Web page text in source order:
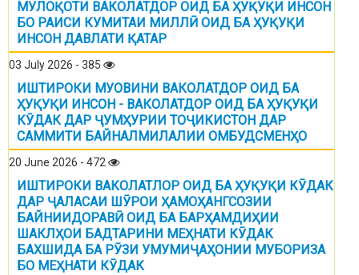
МУЛОҚОТИ ВАКОЛАТДОР ОИД БА ҲУҚУҚИ ИНСОН
БО РАИСИ КУМИТАИ МИЛЛӢ ОИД БА ҲУҚУҚИ
ИНСОН ДАВЛАТИ ҚАТАР
03 July 2026 - 385
ИШТИРОКИ МУОВИНИ ВАКОЛАТДОР ОИД БА
ҲУҚУҚИ ИНСОН - ВАКОЛАТДОР ОИД БА ҲУҚУҚИ
КӮДАК ДАР ҶУМҲУРИИ ТОҶИКИСТОН ДАР
САММИТИ БАЙНАЛМИЛАЛИИ ОМБУДСМЕНҲО
20 June 2026 - 472
ИШТИРОКИ ВАКОЛАТЛОР ОИД БА ҲУҚУҚИ КӮДАК
ДАР ҶАЛАСАИ ШӮРОИ ҲАМОҲАНГСОЗИИ
БАЙНИИДОРАВӢ ОИД БА БАРҲАМДИҲИИ
ШАКЛҲОИ БАДТАРИНИ МЕҲНАТИ КӮДАК
БАХШИДА БА РӮЗИ УМУМИҶАҲОНИИ МУБОРИЗА
БО МЕҲНАТИ КӮДАК